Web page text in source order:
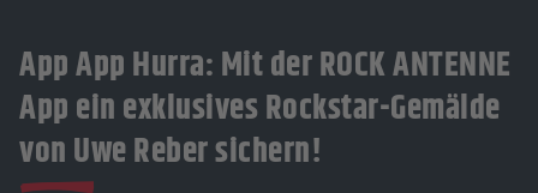
App App Hurra: Mit der ROCK ANTENNE
App ein exklusives Rockstar-Gemälde
von Uwe Reber sichern!